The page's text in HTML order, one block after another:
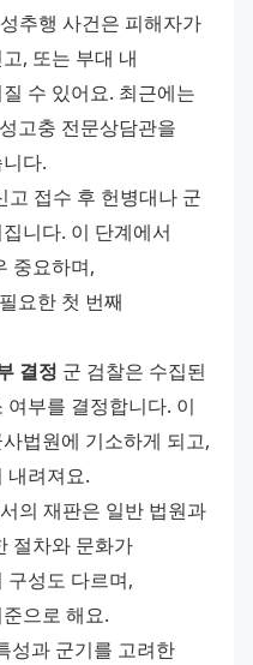
추행 사건은 피해자가
, 또는 부대 내
수 있어요. 최근에는
고충 전문상담관을
다.
고 접수 후 헌병대나 군
니다. 이 단계에서
중요하며,
요한 첫 번째
결정 군 검찰은 수집된
부를 결정합니다. 이
법원에 기소하게 되고,
내려져요.
의 재판은 일반 법원과
절차와 문화가
구성도 다르며,
으로 해요.
성과 군기를 고려한